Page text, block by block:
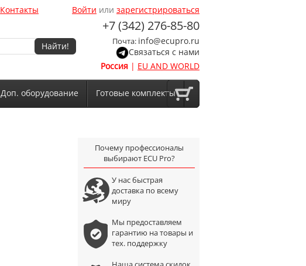
Контакты
+7 (342) 276-85-80
Россия | EU AND WORLD
Почта: info@ecupro.ru
Связаться с нами
Найти!
Войти или зарегистрироваться
Доп. оборудование Готовые комплекты
Почему профессионалы
выбирают ECU Pro?
У нас быстрая
доставка по всему
миру
Мы предоставляем
гарантию на товары и
тех. поддержку